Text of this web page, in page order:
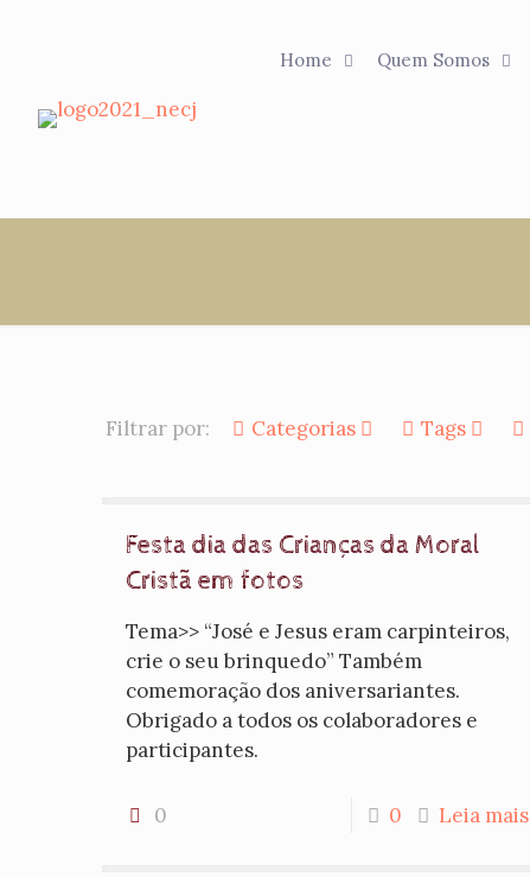
Home Quem Somos
Filtrar por: Categorias Tags
Festa dia das Crianças da Moral
Cristã em fotos
Tema>> “José e Jesus eram carpinteiros,
crie o seu brinquedo” Também
comemoração dos aniversariantes.
Obrigado a todos os colaboradores e
participantes.
0 0 Leia mais